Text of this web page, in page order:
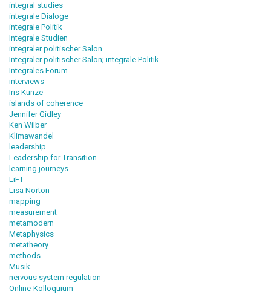
integral studies
integrale Dialoge
integrale Politik
Integrale Studien
integraler politischer Salon
Integraler politischer Salon; integrale Politik
Integrales Forum
interviews
Iris Kunze
islands of coherence
Jennifer Gidley
Ken Wilber
Klimawandel
leadership
Leadership for Transition
learning journeys
LiFT
Lisa Norton
mapping
measurement
metamodern
Metaphysics
metatheory
methods
Musik
nervous system regulation
Online-Kolloquium